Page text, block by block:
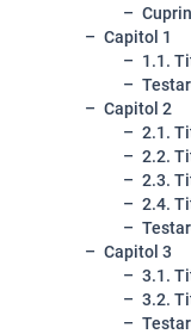
Capitol 1
1.1.
Capitol 2
2.1.
2.2.
2.3.
2.4.
Capitol 3
3.1.
3.2.